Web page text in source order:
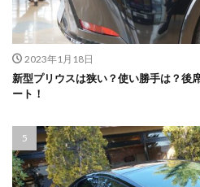
2023年1月18日
新型プリウスは狭い？使い勝手は？後
ート！